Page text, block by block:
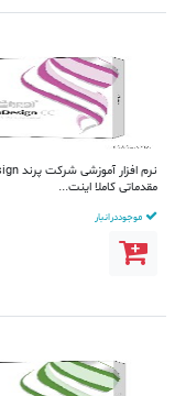
مقدماتی کاملا اینت...
موجود در انبار